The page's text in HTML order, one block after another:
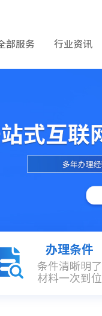
部服务 行业资讯
办理条件
条件清晰明了
材料一次到位